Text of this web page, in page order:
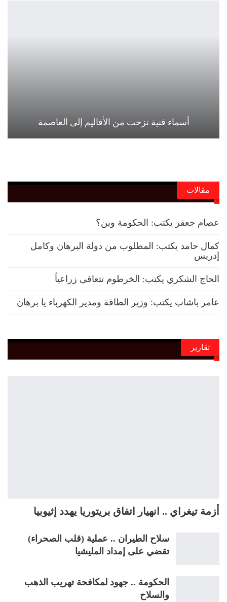
أسماء فنية نزحت من الأقاليم إلى العاصمة
مقالات
عصام جعفر يكتب: الحكومة وين؟
كمال حامد يكتب: المطلوب من دولة البرهان وكامل
إدريس
الحاج الشكري يكتب: الخرطوم تتعافى زراعياً
عامر باشاب يكتب: وزير الطاقة ومدير الكهرباء يا برهان
تقارير
أزمة تيغراي .. انهيار اتفاق بريتوريا يهدد إثيوبيا
سلاح الطيران .. عملية (قلب الصحراء)
تقضي على إمداد المليشيا
الحكومة .. جهود لمكافحة تهريب الذهب
والسلاح